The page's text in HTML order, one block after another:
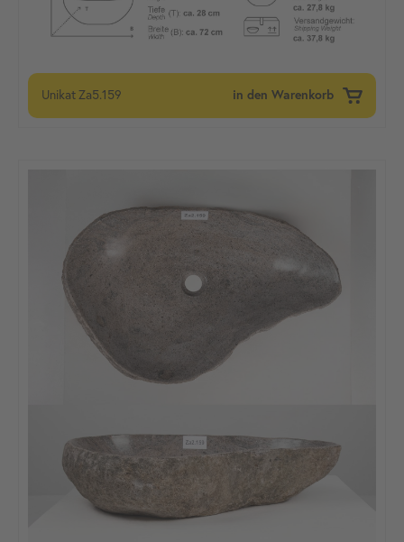
UnikatZa5.159 in den Warenkorb